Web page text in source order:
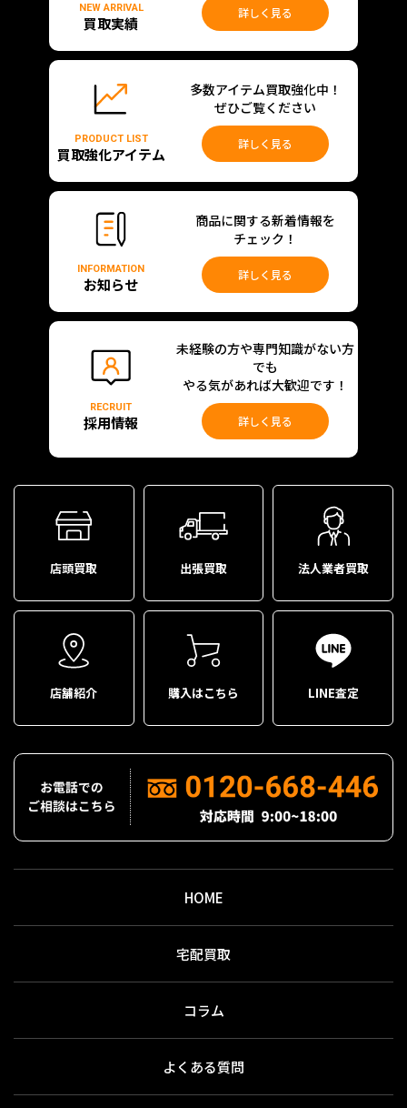
NEW ARRIVAL
買取実績
詳しく見る
PRODUCT LIST
買取強化アイテム
多数アイテム買取強化中！
ぜひご覧ください
詳しく見る
INFORMATION
お知らせ
商品に関する新着情報を
チェック！
詳しく見る
RECRUIT
採用情報
未経験の方や専門知識がない方
でも
やる気があれば大歓迎です！
詳しく見る
店頭買取 出張買取 法人業者買取
店舗紹介 購入はこちら LINE査定
HOME
宅配買取
コラム
よくある質問